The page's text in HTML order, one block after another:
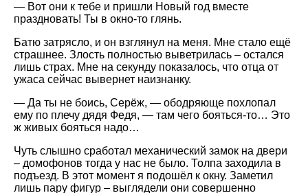
— Вот они к тебе и пришли Новый год вместе
праздновать! Ты в окно-то глянь.
Батю затрясло, и он взглянул на меня. Мне стало ещё
страшнее. Злость полностью выветрилась – остался
лишь страх. Мне на секунду показалось, что отца от
ужаса сейчас вывернет наизнанку.
— Да ты не боись, Серёж, — ободряюще похлопал
ему по плечу дядя Федя, — там чего бояться-то… Это
ж живых бояться надо…
Чуть слышно сработал механический замок на двери
– домофонов тогда у нас не было. Толпа заходила в
подъезд. В этот момент я подошёл к окну. Заметил
лишь пару фигур – выглядели они совершенно